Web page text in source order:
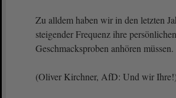
Zu alldem haben wir in den letzten
steigender Frequenz ihre persönlichen
Geschmacksproben anhören müssen.
(Oliver Kirchner, AfD: Und wir